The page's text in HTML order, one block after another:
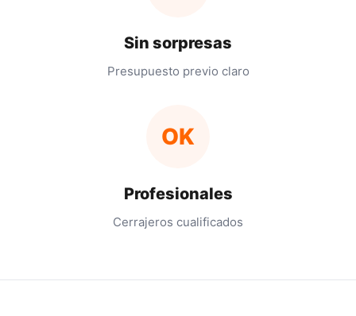
Sin sorpresas
Presupuesto previo claro
OK
Profesionales
Cerrajeros cualificados